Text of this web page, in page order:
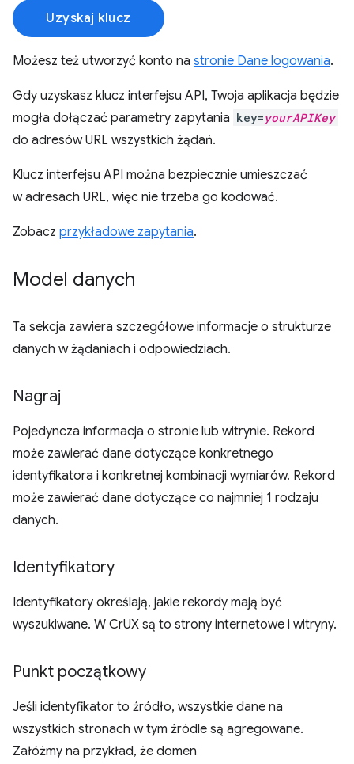
Uzyskaj klucz
Możesz też utworzyć konto na stronie Dane logowania.
Gdy uzyskasz klucz interfejsu API, Twoja aplikacja będzie
mogła dołączać parametry zapytania key=yourAPIKey
do adresów URL wszystkich żądań.
Klucz interfejsu API można bezpiecznie umieszczać
w adresach URL, więc nie trzeba go kodować.
Zobacz przykładowe zapytania.
Model danych
Ta sekcja zawiera szczegółowe informacje o strukturze
danych w żądaniach i odpowiedziach.
Nagraj
Pojedyncza informacja o stronie lub witrynie. Rekord
może zawierać dane dotyczące konkretnego
identyfikatora i konkretnej kombinacji wymiarów. Rekord
może zawierać dane dotyczące co najmniej 1 rodzaju
danych.
Identyfikatory
Identyfikatory określają, jakie rekordy mają być
wyszukiwane. W CrUX są to strony internetowe i witryny.
Punkt początkowy
Jeśli identyfikator to źródło, wszystkie dane na
wszystkich stronach w tym źródle są agregowane.
Załóżmy na przykład, że domen